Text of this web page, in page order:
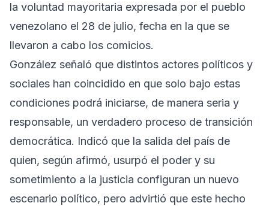
la voluntad mayoritaria expresada por el pueblo
venezolano el 28 de julio, fecha en la que se
llevaron a cabo los comicios.
González señaló que distintos actores políticos y
sociales han coincidido en que solo bajo estas
condiciones podrá iniciarse, de manera seria y
responsable, un verdadero proceso de transición
democrática. Indicó que la salida del país de
quien, según afirmó, usurpó el poder y su
sometimiento a la justicia configuran un nuevo
escenario político, pero advirtió que este hecho